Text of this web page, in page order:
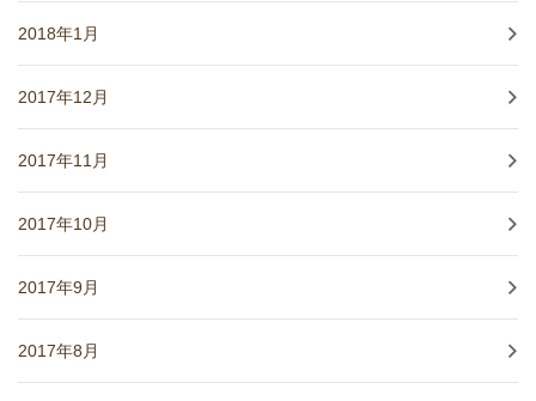
2018年1月
2017年12月
2017年11月
2017年10月
2017年9月
2017年8月